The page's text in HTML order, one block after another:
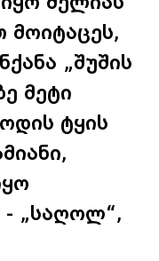
მოიტაცეს,
„შუშის
მეტი
ტყის
- „საღოლ“,